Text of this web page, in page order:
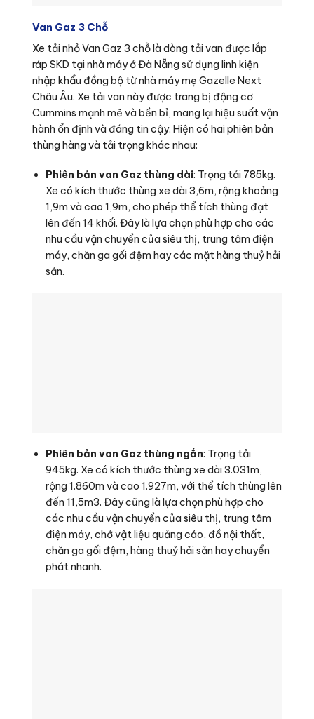
Van Gaz 3 Chỗ
Xe tải nhỏ Van Gaz 3 chỗ là dòng tải van được lắp
ráp SKD tại nhà máy ở Đà Nẵng sử dụng linh kiện
nhập khẩu đồng bộ từ nhà máy mẹ Gazelle Next
Châu Âu. Xe tải van này được trang bị động cơ
Cummins mạnh mẽ và bền bỉ, mang lại hiệu suất vận
hành ổn định và đáng tin cậy. Hiện có hai phiên bản
thùng hàng và tải trọng khác nhau:
Phiên bản van Gaz thùng dài: Trọng tải 785kg.
Xe có kích thước thùng xe dài 3,6m, rộng khoảng
1,9m và cao 1,9m, cho phép thể tích thùng đạt
lên đến 14 khối. Đây là lựa chọn phù hợp cho các
nhu cầu vận chuyển của siêu thị, trung tâm điện
máy, chăn ga gối đệm hay các mặt hàng thuỷ hải
sản.
Phiên bản van Gaz thùng ngắn: Trọng tải
945kg. Xe có kích thước thùng xe dài 3.031m,
rộng 1.860m và cao 1.927m, với thể tích thùng lên
đến 11,5m3. Đây cũng là lựa chọn phù hợp cho
các nhu cầu vận chuyển của siêu thị, trung tâm
điện máy, chở vật liệu quảng cáo, đồ nội thất,
chăn ga gối đệm, hàng thuỷ hải sản hay chuyển
phát nhanh.